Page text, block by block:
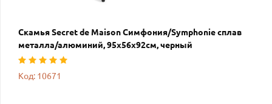
Скамья Secret de Maison Симфония/Symphonie сплав
металла/алюминий, 95х56х92см, черный
Код: 10671